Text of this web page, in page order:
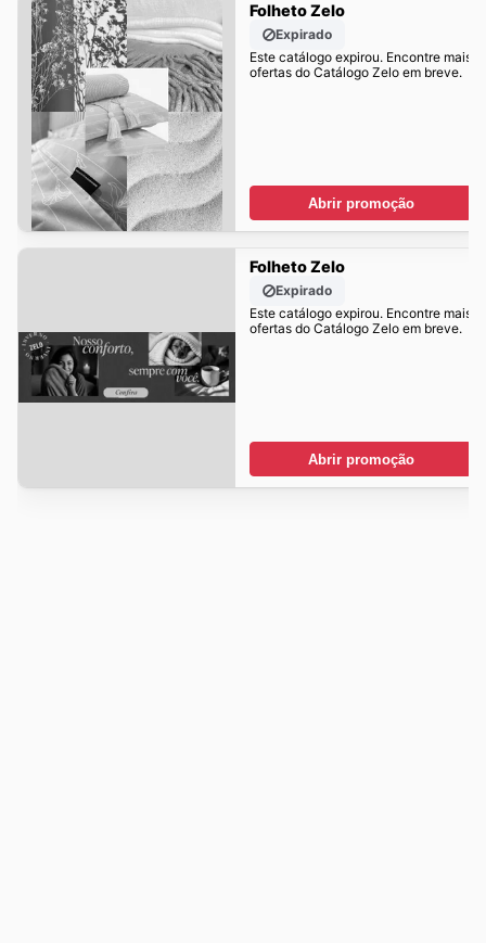
Folheto Zelo
Expirado
Este catálogo expirou. Encontre mais
ofertas do Catálogo Zelo em breve.
Abrir promoção
Folheto Zelo
Expirado
Este catálogo expirou. Encontre mais
ofertas do Catálogo Zelo em breve.
Abrir promoção